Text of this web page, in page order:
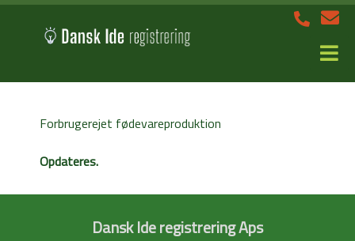
Forbrugerejet fødevareproduktion
Opdateres.
Dansk Ide registrering Aps